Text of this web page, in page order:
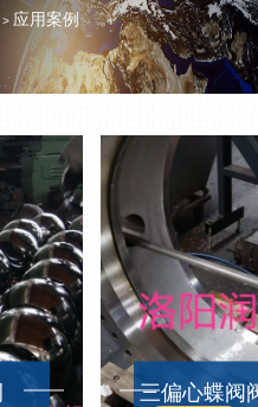
> 应用案例